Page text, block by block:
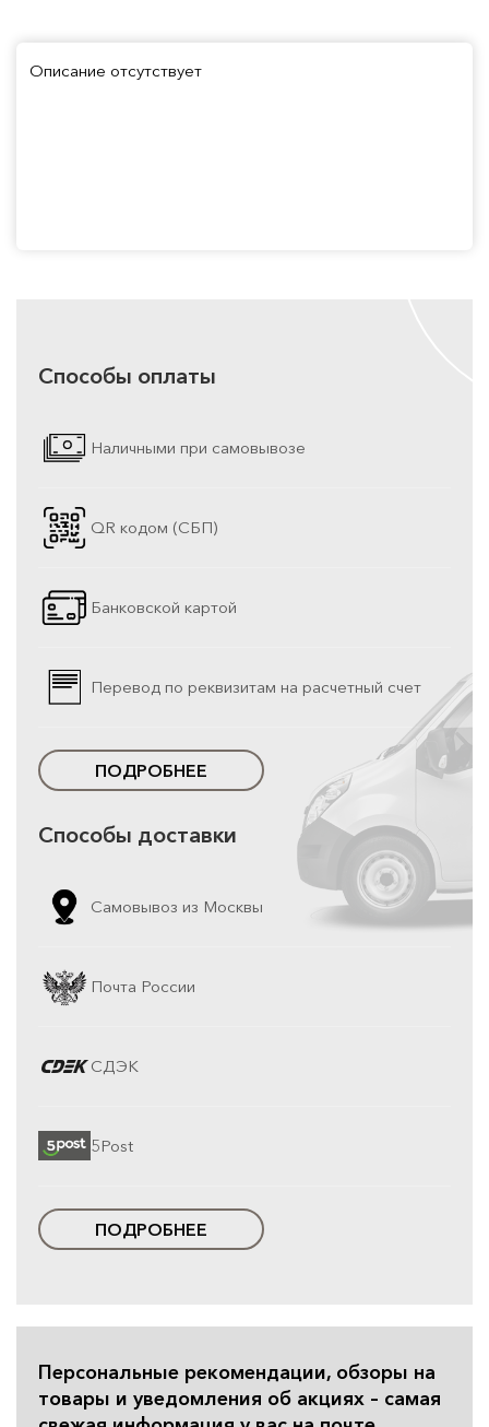
Описание отсутствует
Способы оплаты
Наличными при самовывозе
QR кодом (СБП)
Банковской картой
Перевод по реквизитам на расчетный счет
ПОДРОБНЕЕ
Способы доставки
Самовывоз из Москвы
Почта России
СДЭК
5Post
ПОДРОБНЕЕ
Персональные рекомендации, обзоры на
товары и уведомления об акциях – самая